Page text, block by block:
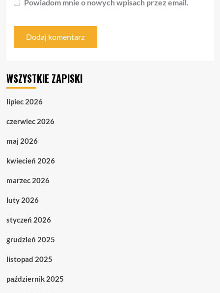
Powiadom mnie o nowych wpisach przez email.
WSZYSTKIE ZAPISKI
lipiec 2026
czerwiec 2026
maj 2026
kwiecień 2026
marzec 2026
luty 2026
styczeń 2026
grudzień 2025
listopad 2025
październik 2025